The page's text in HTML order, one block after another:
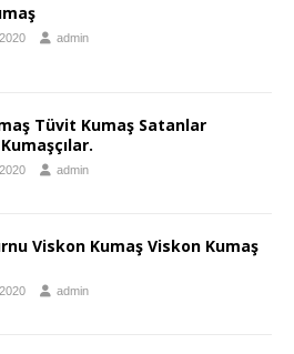
admin
Tüvit Kumaş Satanlar
admin
Viskon Kumaş Viskon Kumaş
admin